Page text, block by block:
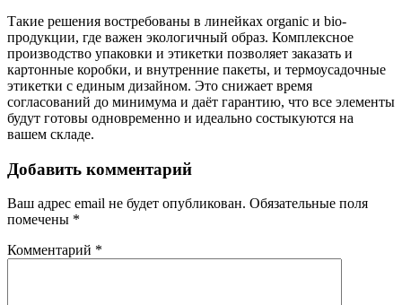
Такие решения востребованы в линейках organic и bio-
продукции, где важен экологичный образ. Комплексное
производство упаковки и этикетки позволяет заказать и
картонные коробки, и внутренние пакеты, и термоусадочные
этикетки с единым дизайном. Это снижает время
согласований до минимума и даёт гарантию, что все элементы
будут готовы одновременно и идеально состыкуются на
вашем складе.
Добавить комментарий
Ваш адрес email не будет опубликован. Обязательные поля
помечены *
Комментарий *